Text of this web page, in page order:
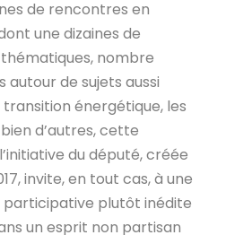
de rencontres en
une dizaines de
nombre
autour de sujets aussi
énergétique, les
d’autres, cette
du député, créée
invite, en tout cas, à une
plutôt inédite
un esprit non partisan